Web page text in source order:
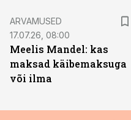
ARVAMUSED
17.07.26, 08:00
Meelis Mandel: kas
maksad käibemaksuga
või ilma